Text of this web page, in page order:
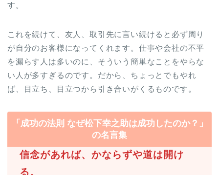
す。
これを続けて、友人、取引先に言い続けると必ず周り
が自分のお客様になってくれます。仕事や会社の不平
を漏らす人は多いのに、そういう簡単なことをやらな
い人が多すぎるのです。だから、ちょっとでもやれ
ば、目立ち、目立つから引き合いがくるものです。
「成功の法則 なぜ松下幸之助は成功したのか？」
の名言集
信念があれば、かならずや道は開け
る。